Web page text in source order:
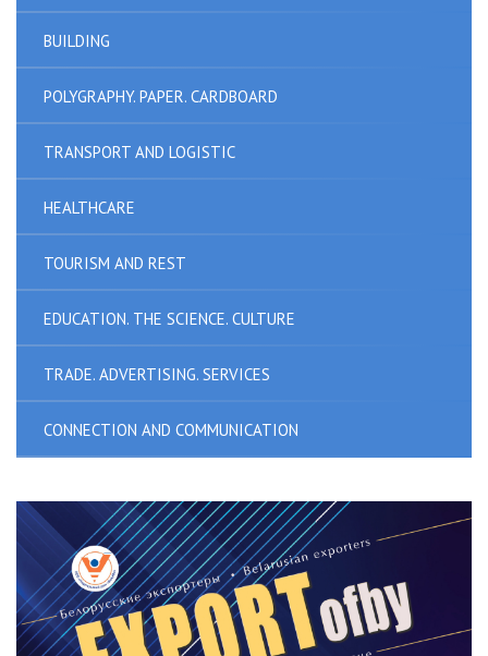
BUILDING
POLYGRAPHY. PAPER. CARDBOARD
TRANSPORT AND LOGISTIC
HEALTHCARE
TOURISM AND REST
EDUCATION. THE SCIENCE. CULTURE
TRADE. ADVERTISING. SERVICES
CONNECTION AND COMMUNICATION